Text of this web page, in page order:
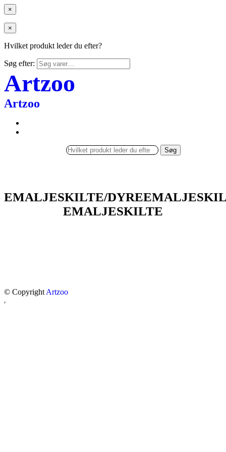
×
×
Hvilket produkt leder du efter?
Søg efter:
Artzoo
Artzoo
Søg
EMALJESKILTE/
EMALJESKILTE
© Copyright Artzoo